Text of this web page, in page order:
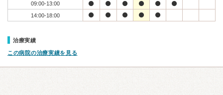
09:00-13:00
14:00-18:00
治療実績
この病院の治療実績を見る